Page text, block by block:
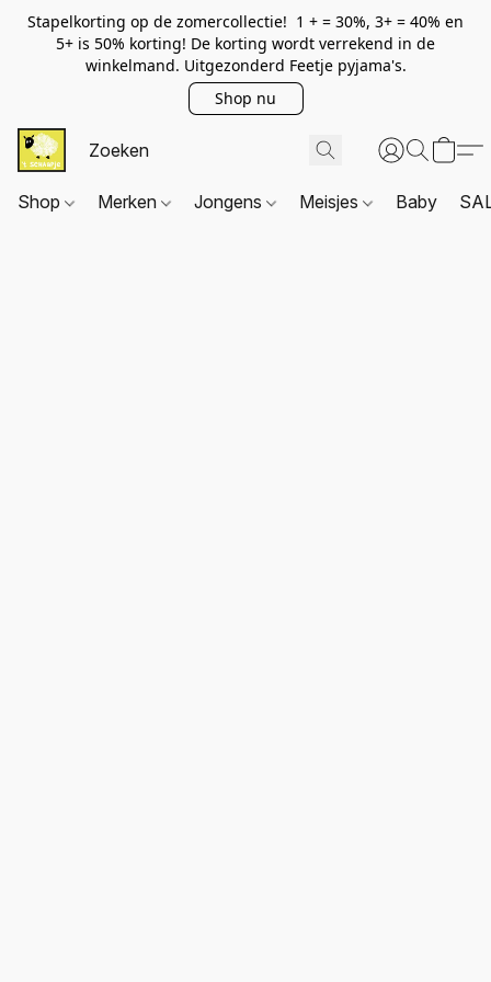
Stapelkorting op de zomercollectie! 1 + = 30%, 3+ = 40% en
5+ is 50% korting! De korting wordt verrekend in de
winkelmand. Uitgezonderd Feetje pyjama's.
Shop nu
Shop Merken Jongens Meisjes Baby